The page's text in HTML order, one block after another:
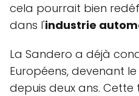
cela pourrait bien
dans l'industrie
La Sandero a déjà
Européens, devenant
depuis deux ans.